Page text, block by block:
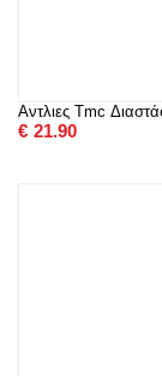
Αντλιες Tmc
€ 21.90